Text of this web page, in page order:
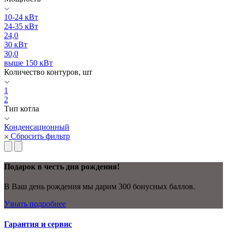
10-24 кВт
24-35 кВт
24,0
30 кВт
30,0
выше 150 кВт
Количество контуров, шт
1
2
Тип котла
Конденсационный
Сбросить фильтр
Подарок в честь дня рождения!
В Ваш день рождения мы дарим 300 бонусных баллов.
Узнать подробнее
Гарантия и сервис